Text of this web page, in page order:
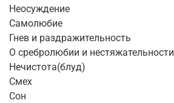
Неосуждение
Самолюбие
Гнев и раздражительность
О сребролюбии и нестяжательности
Нечистота(блуд)
Смех
Сон